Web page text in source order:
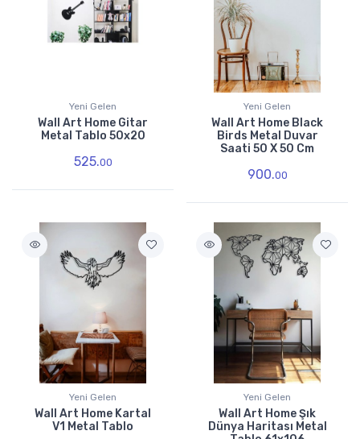
Yeni Gelen
Wall Art Home Gitar
Metal Tablo 50x20
525.00
Yeni Gelen
Wall Art Home Black
Birds Metal Duvar
Saati 50 X 50 Cm
900.00
Yeni Gelen
Wall Art Home Kartal
V1 Metal Tablo
Yeni Gelen
Wall Art Home Şık
Dünya Haritası Metal